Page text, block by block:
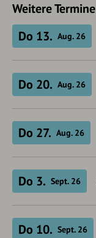
Weitere Termine
Do 13. Aug. 26
Do 20. Aug. 26
Do 27. Aug. 26
Do 3. Sept. 26
Do 10. Sept. 26